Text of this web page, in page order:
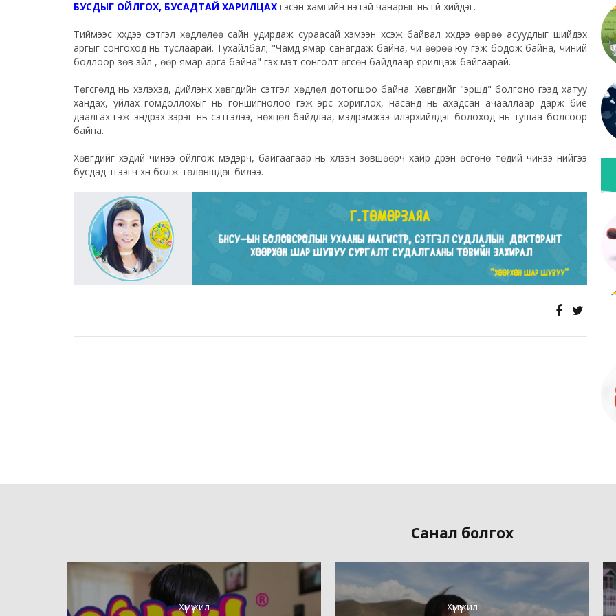
БУСДЫГ ОЙЛГОХ, БУСАДТАЙ ХАРИЛЦАХ гэсэн хамгийн үнэтэй чанарыг нь үгүй хийдэг.
Тиймээс хүүхдээ сэтгэл хөдлөлөө сайн удирдаж сураасай хэмээн хүсэж байвал хүүхдээ өөрөө асуудлыг шийдэх
аргыг сонгоход нь туслаарай. Тухайлбал; "Чамд ямар санагдаж байна, чи өөрөө юу гэж бодож байна, чиний
бодлоор зөв зүйл үү, өөр ямар арга байна" гэх мэт сонголт өгсөн байдлаар ярилцаж байгаарай.
Төгсгөлд нь хэлэхэд, дийлэнх хөвгүүдийн сэтгэл хөдлөл дотогшоо байна. Хөвгүүдийг "эршүүд" болгоно гээд хатуу
хандах, уйлах гомдоллохыг нь гоншигнолоо гэж эрс хориглох, насанд нь ахадсан ачааллаар дарж бие
даалгах гэж эндүүрэх зэрэг нь сэтгэлээ, нөхцөл байдлаа, мэдрэмжээ илэрхийлдэг болоход нь тушаа болсоор
байна.
Хөвгүүдийг хэдий чинээ ойлгож мэдэрч, байгаагаар нь хүлээн зөвшөөрч хайр дүүрэн өсгөнө төдий чинээ үүнийгээ
бусдад түгээгч хүн болж төлөвшдөг билээ.
Санал болгох
Хүмүүжил Хүмүүжил